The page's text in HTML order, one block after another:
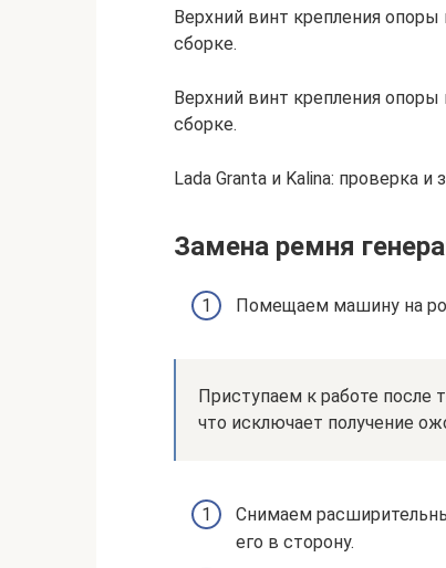
Верхний винт крепления
сборке.
Верхний винт крепления
сборке.
Lada Granta и Kalina: проверка
Замена ремня
Помещаем машину на
Приступаем к работе после
что исключает получение
Снимаем
его в сторону.